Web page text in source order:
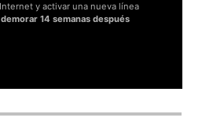
y activar una nueva línea
14 semanas después